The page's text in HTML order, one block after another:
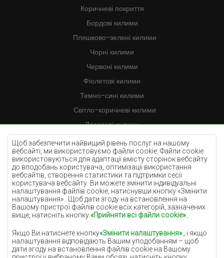
Щоб забезпечити найвищий рівень послуг на нашому
вебсайті, ми використовуємо файли cookie. Файли cookie
використовуються для адаптації вмісту сторінок вебсайту
до вподобань користувача, оптимізації використання
вебсайтів, створення статистики та підтримки сесії
користувача вебсайту. Ви можете змінити індивідуальні
налаштування файлів cookie, натиснувши кнопку «Змінити
налаштування».. Щоб дати згоду на встановлення на
Вашому пристрої файлів cookie всіх категорій, зазначених
вище, натисніть кнопку«Прийняти всі файли cookie».
Якщо Ви натиснете кнопку«Змінити налаштування». , і якщо
налаштування відповідають Вашим уподобанням – щоб
дати згоду на встановлення файлів cookie на Вашому
Коричневі покриття
Бордові килими
Пляшково-зелені килими
Чорні килими
Червоні килими
Фіолетові килими
Темно-сині килими
Світло-коричневі килими
Лососеві килими
Кремові килими
Бузкові килими
Жовті килими
М'ятні килими
Блакитні килими
Помаранчеві килими
Сірі покриття
Теракотові покриття